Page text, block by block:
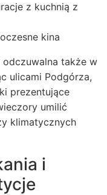
z kuchnią z
kina
także w
ulicami Podgórza,
prezentujące
umilić
klimatycznych
i